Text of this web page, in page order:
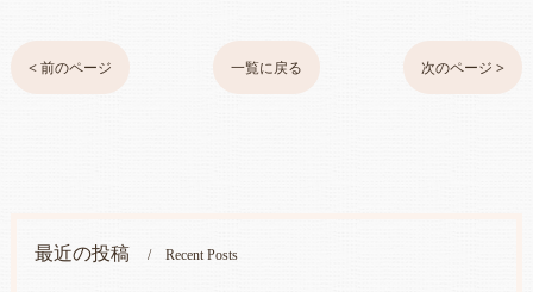
< 前のページ 一覧に戻る 次のページ >
最近の投稿 Recent Posts